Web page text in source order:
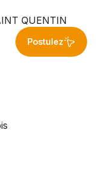
QUENTIN
Postulez